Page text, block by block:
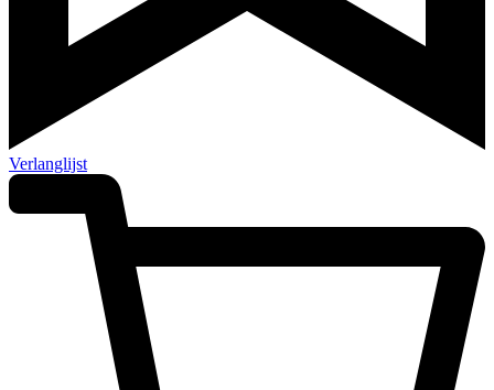
Verlanglijst